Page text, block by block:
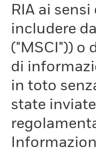
RIA ai
includere
("MSCI")) o
di
in toto
state